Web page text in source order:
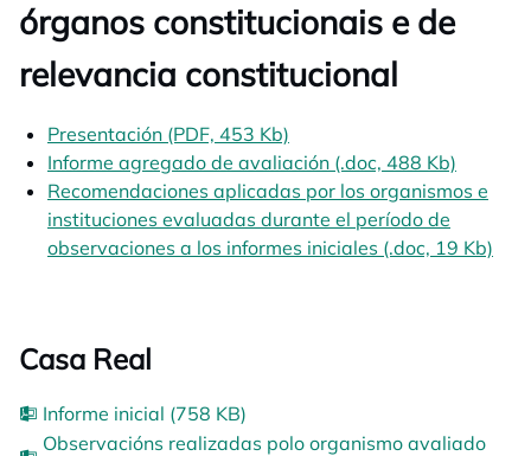
órganos constitucionais e de
relevancia constitucional
Presentación (PDF, 453 Kb)
Informe agregado de avaliación (.doc, 488 Kb)
Recomendaciones aplicadas por los organismos e
instituciones evaluadas durante el período de
observaciones a los informes iniciales (.doc, 19 Kb)
Casa Real
Informe inicial (758 KB)
Observacións realizadas polo organismo avaliado